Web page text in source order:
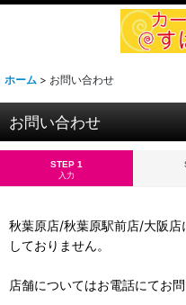
ホーム > お問い合わせ
お問い合わせ
STEP 1
入力
秋葉原店/秋葉原駅前店/大阪店
しておりません。
店舗についてはお電話にてお